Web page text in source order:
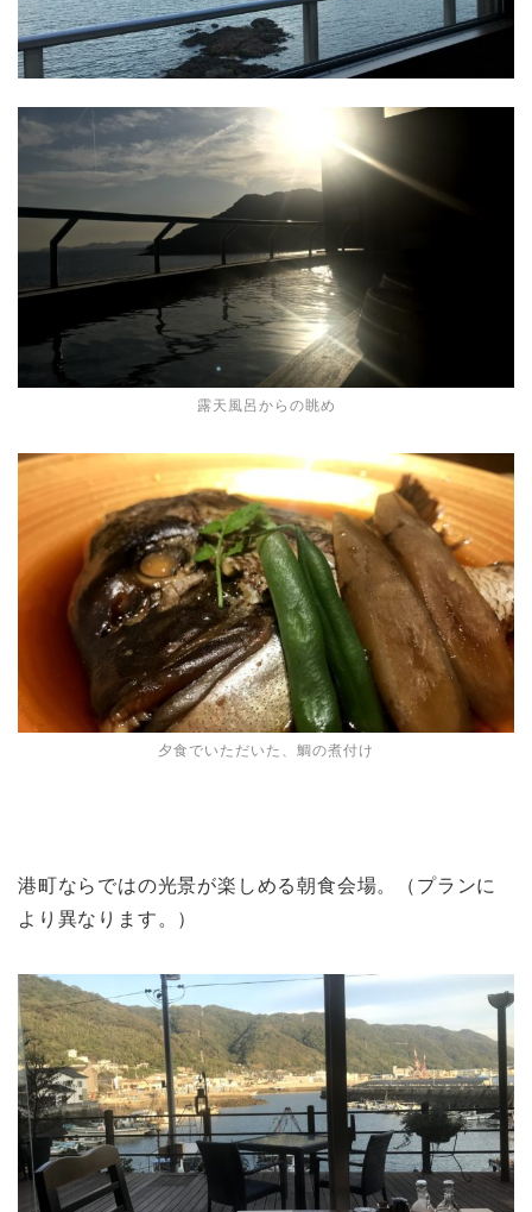
露天風呂からの眺め
夕食でいただいた、鯛の煮付け
港町ならではの光景が楽しめる朝食会場。（プランに
より異なります。）